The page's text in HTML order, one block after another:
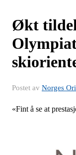
Økt
Postet av Norges
«Fint å se at